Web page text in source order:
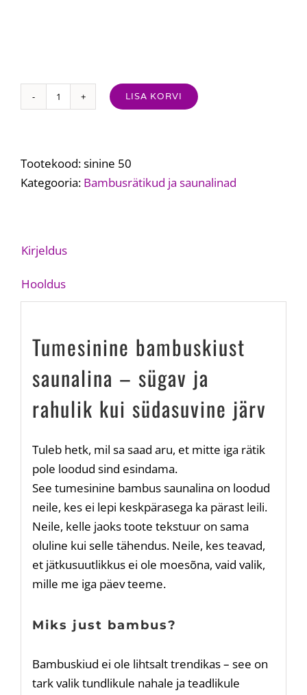
Tumesinine
–
sügav
südasuvine
LISA KORVI
Tootekood:sinine 50
Kategooria: Bambusrätikud ja saunalinad
Kirjeldus
Hooldus
Tumesinine bambuskiust
saunalina – sügav ja
rahulik kui südasuvine järv
Tuleb hetk, mil sa saad aru, et mitte iga rätik
pole loodud sind esindama.
See tumesinine bambus saunalina on loodud
neile, kes ei lepi keskpärasega ka pärast leili.
Neile, kelle jaoks toote tekstuur on sama
oluline kui selle tähendus. Neile, kes teavad,
et jätkusuutlikkus ei ole moesõna, vaid valik,
mille me iga päev teeme.
Miks just bambus?
Bambuskiud ei ole lihtsalt trendikas – see on
tark valik tundlikule nahale ja teadlikule